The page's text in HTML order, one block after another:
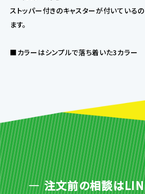
ストッパー付きのキャスターが付いている
ます。
■カラーはシンプルで落ち着いた3カラー
注文前の相談は